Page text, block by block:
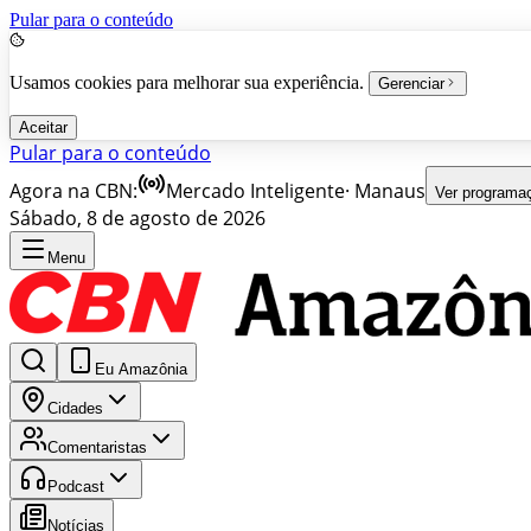
Pular para o conteúdo
Usamos cookies para melhorar sua experiência. Gerenciar
Aceitar
Pular para o conteúdo
Agora na CBN:
Mercado Inteligente· Manaus Ver
Sábado, 8 de agosto de 2026
Menu
Eu Amazônia
Cidades
Comentaristas
Podcast
Notícias